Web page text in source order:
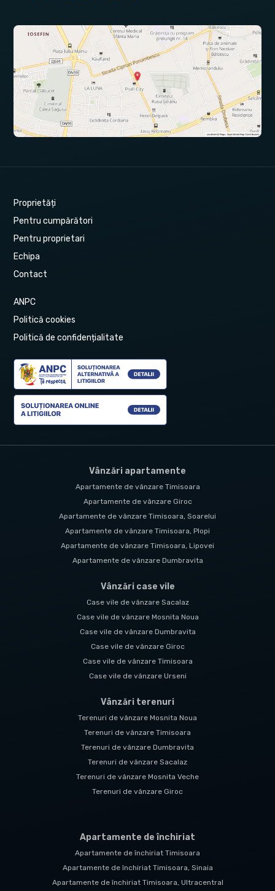
Proprietăți
Pentru cumpărători
Pentru proprietari
Echipa
Contact
ANPC
Politică cookies
Politică de confidențialitate
Vânzări apartamente
Apartamente de vânzare Timisoara
Apartamente de vânzare Giroc
Apartamente de vânzare Timisoara, Soarelui
Apartamente de vânzare Timisoara, Plopi
Apartamente de vânzare Timisoara, Lipovei
Apartamente de vânzare Dumbravita
Vânzări case vile
Case vile de vânzare Sacalaz
Case vile de vânzare Mosnita Noua
Case vile de vânzare Dumbravita
Case vile de vânzare Giroc
Case vile de vânzare Timisoara
Case vile de vânzare Urseni
Vânzări terenuri
Terenuri de vânzare Mosnita Noua
Terenuri de vânzare Timisoara
Terenuri de vânzare Dumbravita
Terenuri de vânzare Sacalaz
Terenuri de vânzare Mosnita Veche
Terenuri de vânzare Giroc
Apartamente de închiriat
Apartamente de închiriat Timisoara
Apartamente de închiriat Timisoara, Sinaia
Apartamente de închiriat Timisoara, Ultracentral